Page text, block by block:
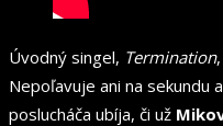
Úvodný singel, Termination
Nepoľavuje ani na sekundu
poslucháča ubíja, či už